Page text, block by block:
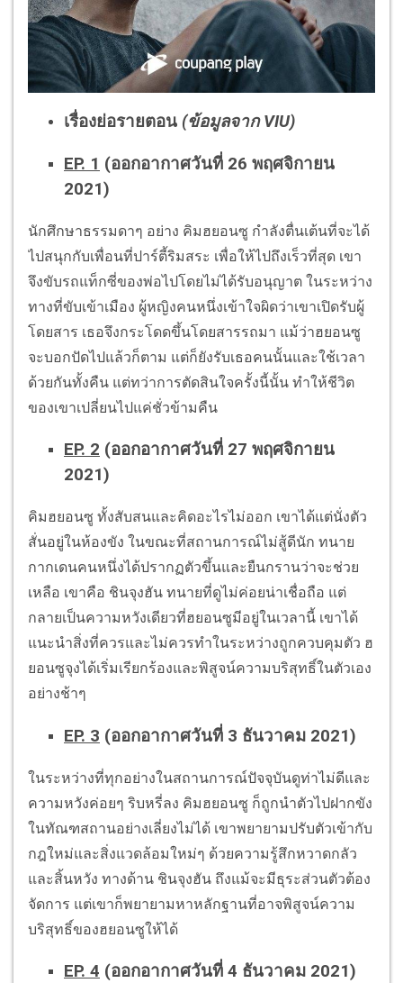
เรื่องย่อรายตอน (ข้อมูลจาก VIU)
EP. 1 (ออกอากาศวันที่ 26 พฤศจิกายน
2021)
นักศึกษาธรรมดาๆ อย่าง คิมฮยอนซู กำลังตื่นเต้นที่จะได้
ไปสนุกกับเพื่อนที่ปาร์ตี้ริมสระ เพื่อให้ไปถึงเร็วที่สุด เขา
จึงขับรถแท็กซี่ของพ่อไปโดยไม่ได้รับอนุญาต ในระหว่าง
ทางที่ขับเข้าเมือง ผู้หญิงคนหนึ่งเข้าใจผิดว่าเขาเปิดรับผู้
โดยสาร เธอจึงกระโดดขึ้นโดยสารรถมา แม้ว่าฮยอนซู
จะบอกปัดไปแล้วก็ตาม แต่ก็ยังรับเธอคนนั้นและใช้เวลา
ด้วยกันทั้งคืน แต่ทว่าการตัดสินใจครั้งนี้นั้น ทำให้ชีวิต
ของเขาเปลี่ยนไปแค่ชั่วข้ามคืน
EP. 2 (ออกอากาศวันที่ 27 พฤศจิกายน
2021)
คิมฮยอนซู ทั้งสับสนและคิดอะไรไม่ออก เขาได้แต่นั่งตัว
สั่นอยู่ในห้องขัง ในขณะที่สถานการณ์ไม่สู้ดีนัก ทนาย
กากเดนคนหนึ่งได้ปรากฏตัวขึ้นและยืนกรานว่าจะช่วย
เหลือ เขาคือ ชินจุงฮัน ทนายที่ดูไม่ค่อยน่าเชื่อถือ แต่
กลายเป็นความหวังเดียวที่ฮยอนซูมีอยู่ในเวลานี้ เขาได้
แนะนำสิ่งที่ควรและไม่ควรทำในระหว่างถูกควบคุมตัว ฮ
ยอนซูจุงได้เริ่มเรียกร้องและพิสูจน์ความบริสุทธิ์ในตัวเอง
อย่างช้าๆ
EP. 3 (ออกอากาศวันที่ 3 ธันวาคม 2021)
ในระหว่างที่ทุกอย่างในสถานการณ์ปัจจุบันดูท่าไม่ดีและ
ความหวังค่อยๆ ริบหรี่ลง คิมฮยอนซู ก็ถูกนำตัวไปฝากขัง
ในทัณฑสถานอย่างเลี่ยงไม่ได้ เขาพยายามปรับตัวเข้ากับ
กฎใหม่และสิ่งแวดล้อมใหม่ๆ ด้วยความรู้สึกหวาดกลัว
และสิ้นหวัง ทางด้าน ชินจุงฮัน ถึงแม้จะมีธุระส่วนตัวต้อง
จัดการ แต่เขาก็พยายามหาหลักฐานที่อาจพิสูจน์ความ
บริสุทธิ์ของฮยอนซูให้ได้
EP. 4 (ออกอากาศวันที่ 4 ธันวาคม 2021)